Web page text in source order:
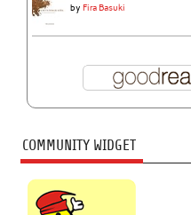
byFira Basuki
COMMUNITY WIDGET